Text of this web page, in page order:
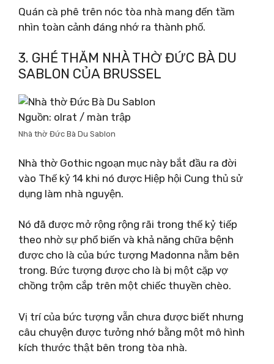
Quán cà phê trên nóc tòa nhà mang đến tầm
nhìn toàn cảnh đáng nhớ ra thành phố.
3. GHÉ THĂM NHÀ THỜ ĐỨC BÀ DU
SABLON CỦA BRUSSEL
Nguồn: olrat / màn trập
Nhà thờ Đức Bà Du Sablon
Nhà thờ Gothic ngoạn mục này bắt đầu ra đời
vào Thế kỷ 14 khi nó được Hiệp hội Cung thủ sử
dụng làm nhà nguyện.
Nó đã được mở rộng rộng rãi trong thế kỷ tiếp
theo nhờ sự phổ biến và khả năng chữa bệnh
được cho là của bức tượng Madonna nằm bên
trong. Bức tượng được cho là bị một cặp vợ
chồng trộm cắp trên một chiếc thuyền chèo.
Vị trí của bức tượng vẫn chưa được biết nhưng
câu chuyện được tưởng nhớ bằng một mô hình
kích thước thật bên trong tòa nhà.